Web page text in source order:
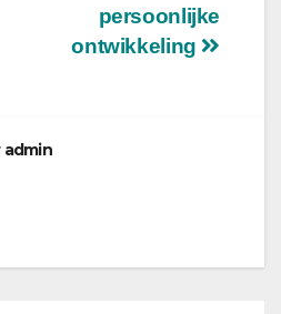
persoonlijke
ontwikkeling
admin